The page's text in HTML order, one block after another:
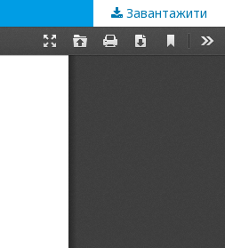
Завантажити